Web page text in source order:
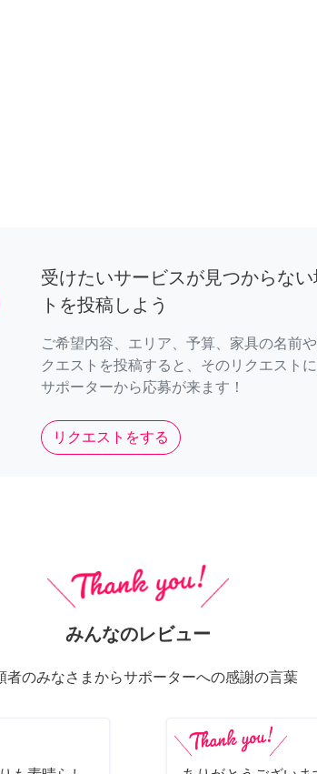
受けたいサービスが見つからな
トを投稿しよう
ご希望内容、エリア、予算、家具の名前
クエストを投稿すると、そのリクエスト
サポーターから応募が来ます！
リクエストをする
みんなのレビュー
者のみなさまからサポーターへの感謝の言葉